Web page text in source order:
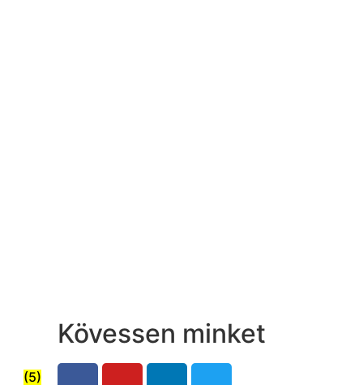
(5)
Kövessen minket